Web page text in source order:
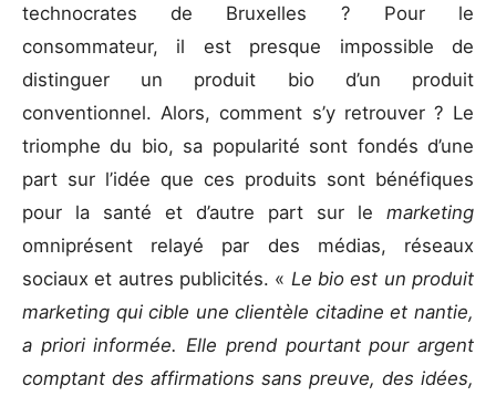
technocrates de Bruxelles ? Pour le
consommateur, il est presque impossible de
distinguer un produit bio d’un produit
conventionnel. Alors, comment s’y retrouver ? Le
triomphe du bio, sa popularité sont fondés d’une
part sur l’idée que ces produits sont bénéfiques
pour la santé et d’autre part sur le marketing
omniprésent relayé par des médias, réseaux
sociaux et autres publicités. « Le bio est un produit
marketing qui cible une clientèle citadine et nantie,
a priori informée. Elle prend pourtant pour argent
comptant des affirmations sans preuve, des idées,